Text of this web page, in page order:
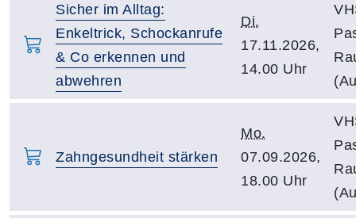
Sicher im Alltag:
Enkeltrick, Schockanrufe
& Co erkennen und
abwehren
Di.
17.11.2026,
14.00 Uhr
Zahngesundheit stärken
Mo.
07.09.2026,
18.00 Uhr